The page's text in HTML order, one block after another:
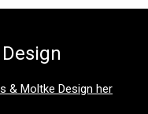
& Moltke Design her